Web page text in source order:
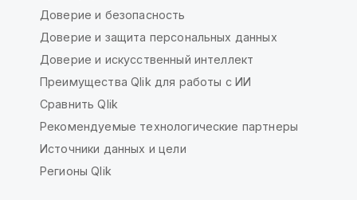
Доверие и безопасность
Доверие и защита персональных данных
Доверие и искусственный интеллект
Преимущества Qlik для работы с ИИ
Сравнить Qlik
Рекомендуемые технологические партнеры
Источники данных и цели
Регионы Qlik